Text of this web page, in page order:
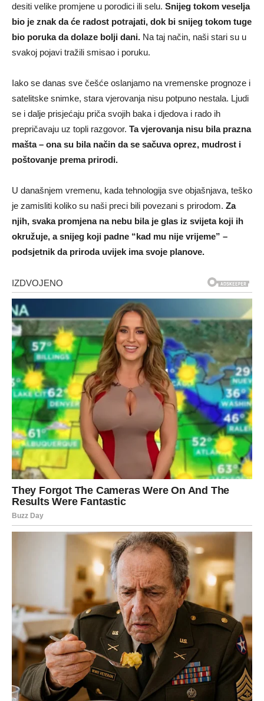
desiti velike promjene u porodici ili selu. Snijeg tokom veselja
bio je znak da će radost potrajati, dok bi snijeg tokom tuge
bio poruka da dolaze bolji dani. Na taj način, naši stari su u
svakoj pojavi tražili smisao i poruku.
Iako se danas sve češće oslanjamo na vremenske prognoze i
satelitske snimke, stara vjerovanja nisu potpuno nestala. Ljudi
se i dalje prisjećaju priča svojih baka i djedova i rado ih
prepričavaju uz topli razgovor. Ta vjerovanja nisu bila prazna
mašta – ona su bila način da se sačuva oprez, mudrost i
poštovanje prema prirodi.
U današnjem vremenu, kada tehnologija sve objašnjava, teško
je zamisliti koliko su naši preci bili povezani s prirodom. Za
njih, svaka promjena na nebu bila je glas iz svijeta koji ih
okružuje, a snijeg koji padne “kad mu nije vrijeme” –
podsjetnik da priroda uvijek ima svoje planove.